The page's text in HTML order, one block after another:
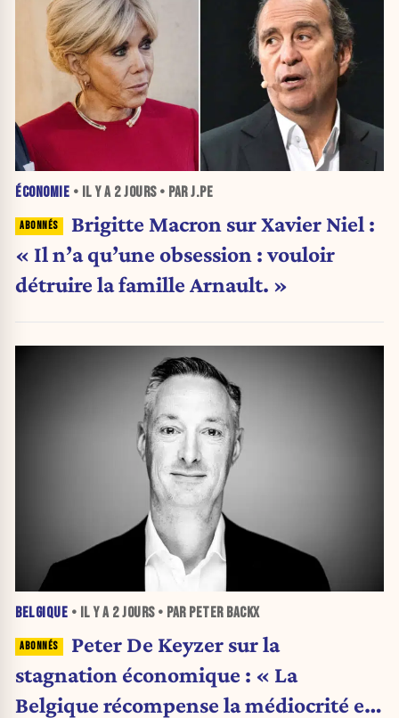
ÉCONOMIE • IL Y A 2 JOURS• PAR J.PE
Brigitte Macron sur Xavier Niel :
« Il n’a qu’une obsession : vouloir
détruire la famille Arnault. »
BELGIQUE • IL Y A 2 JOURS• PAR PETER BACKX
Peter De Keyzer sur la
stagnation économique : « La
Belgique récompense la médiocrité et